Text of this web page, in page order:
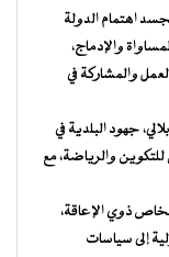
اهتمام الدولة
والإدماج،
والمشاركة في
جهود البلدية في
والرياضة، مع
ذوي الإعاقة،
إلى سياسات